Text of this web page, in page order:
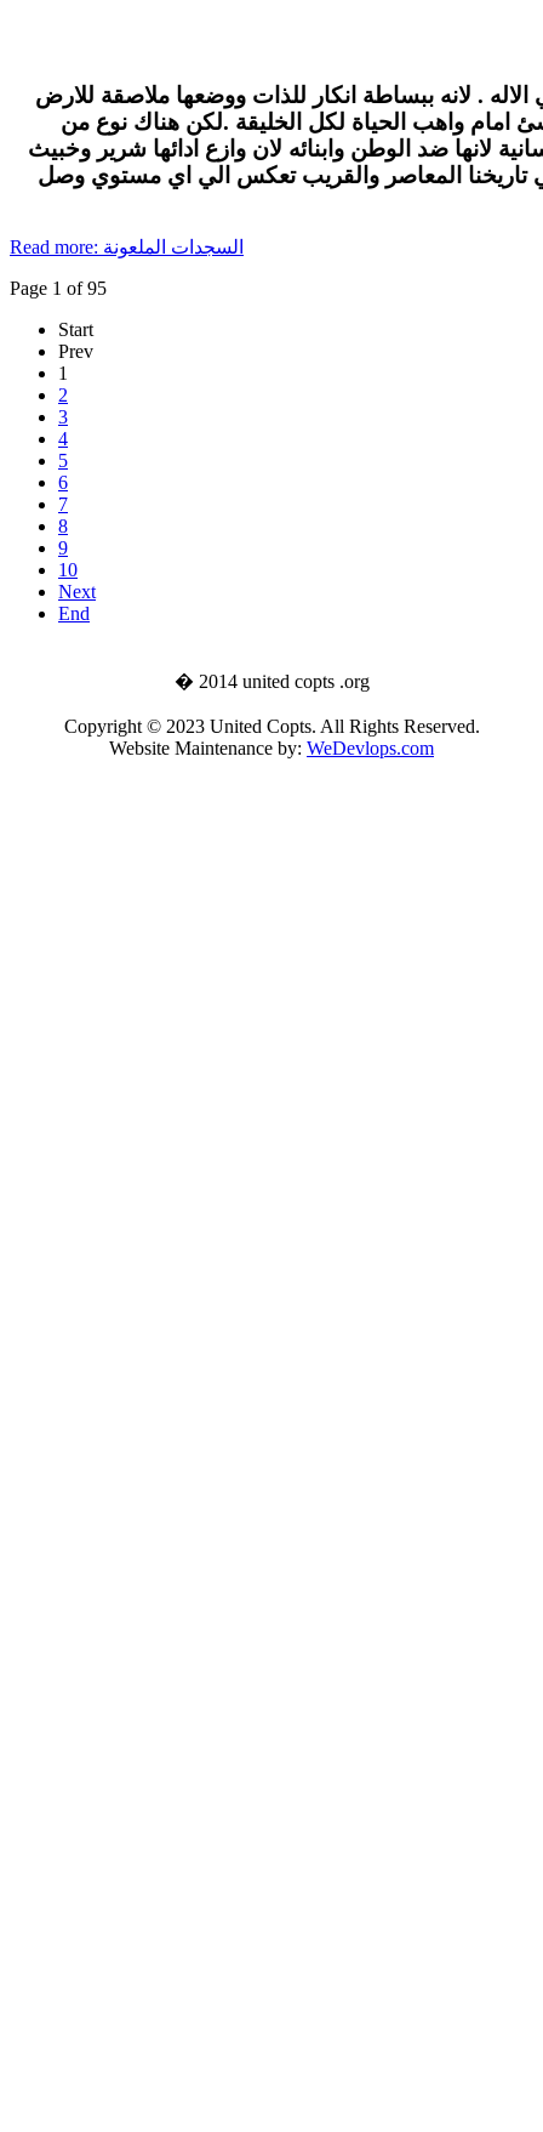
. لانه ببساطة انكار للذات ووضعها ملاصقة للارض
امام واهب الحياة لكل الخليقة .لكن هناك نوع من
لانها ضد الوطن وابنائه لان وازع ادائها شرير وخبيث
تاريخنا المعاصر والقريب تعكس الي اي مستوي وصل
Read more: السجدات الملعونة
Page 1 of 95
Start
Prev
1
2
3
4
5
6
7
8
9
10
Next
End
� 2014 united copts .org
Copyright © 2023 United Copts. All Rights Reserved.
Website Maintenance by: WeDevlops.com